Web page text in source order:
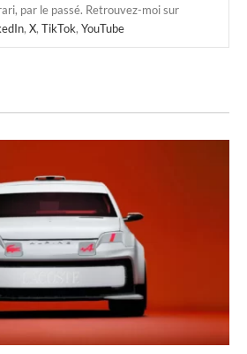
par le passé. Retrouvez-moi sur
, X, TikTok, YouTube